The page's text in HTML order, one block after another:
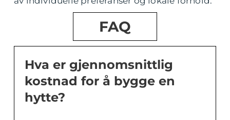
FAQ
Hva er gjennomsnittlig
kostnad for å bygge en
hytte?